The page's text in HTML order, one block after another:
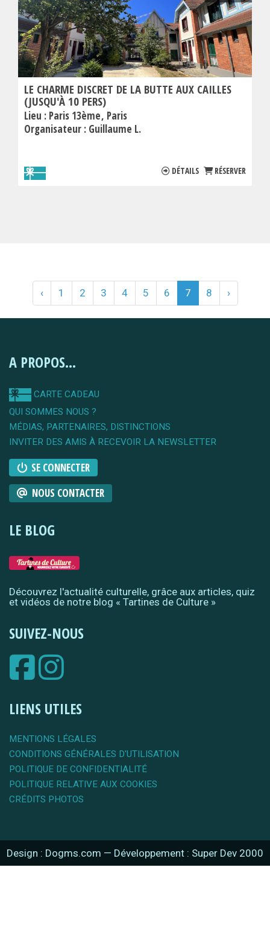
LE CHARME DISCRET DE LA BUTTE AUX CAILLES
(JUSQU'À 10 PERS)
Lieu : Paris 13ème Paris
Organisateur : Guillaume L.
DÉTAILS RÉSERVER
‹ 1 2 3 4 5 6 7 8 ›
A PROPOS...
CARTE CADEAU
QUI SOMMES NOUS ?
MÉDIAS, PARTENAIRES, DISTINCTIONS
INVITER DES AMIS À RECEVOIR LA NEWSLETTER
SE CONNECTER
NOUS CONTACTER
LE BLOG
Découvrez l'actualité culturelle, grâce aux articles, quiz
et vidéos de notre blog « Tartines de Culture »
SUIVEZ-NOUS
LIENS UTILES
MENTIONS LÉGALES
CONDITIONS GÉNÉRALES D'UTILISATION
POLITIQUE DE CONFIDENTIALITÉ
POLITIQUE RELATIVE AUX COOKIES
CRÉDITS PHOTOS
Design : Dogms.com — Développement : Super Dev 2000